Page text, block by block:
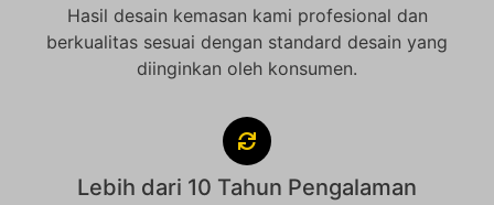
Hasil desain kemasan kami profesional dan
berkualitas sesuai dengan standard desain yang
diinginkan oleh konsumen.
Lebih dari 10 Tahun Pengalaman